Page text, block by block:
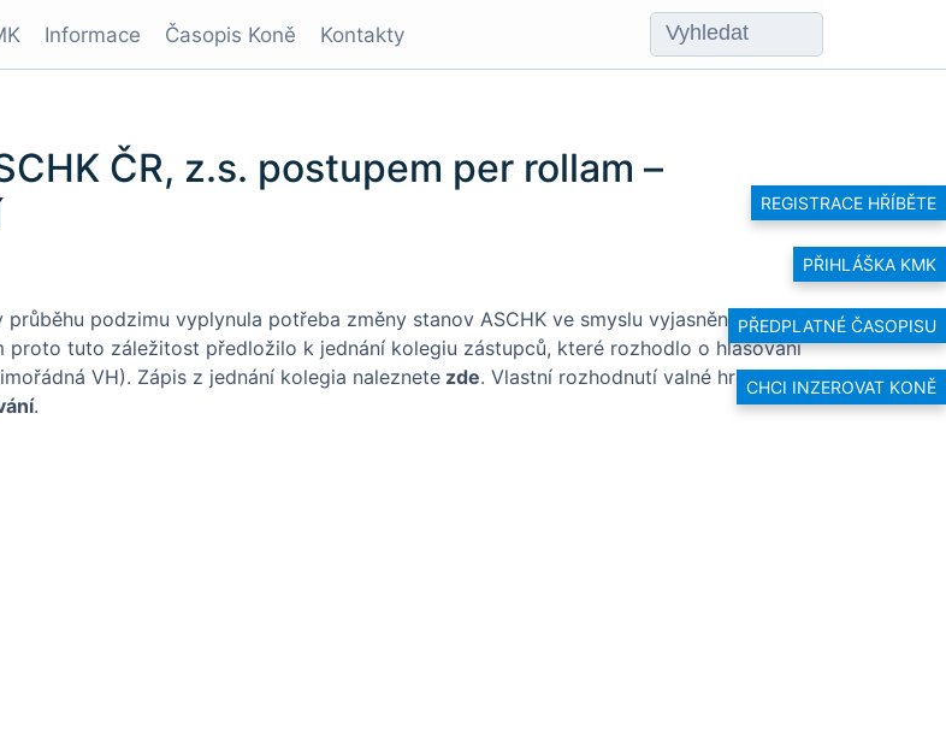
REGISTRACE HŘÍBĚTE
PŘIHLÁŠKA KMK
PŘEDPLATNÉ ČASOPISU
CHCI INZEROVAT KONĚ
Informace Časopis Koně Kontakty
ČR, z.s. postupem per rollam –
podzimu vyplynula potřeba změny stanov ASCHK ve smyslu vyjasnění
proto tuto záležitost předložilo k jednání kolegiu zástupců, které rozhodlo o hlasování
VH). Zápis z jednání kolegia naleznete zde. Vlastní rozhodnutí valné hromady
.